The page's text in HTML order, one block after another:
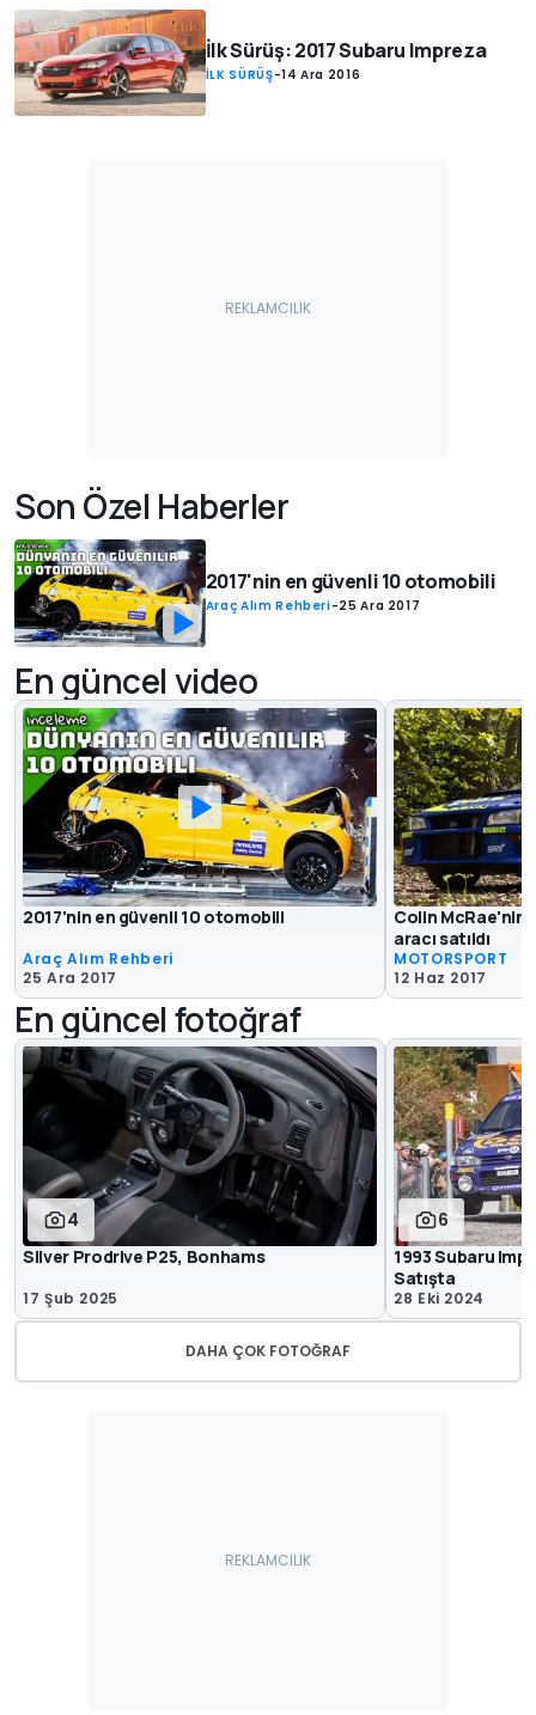
İlk Sürüş: 2017 Subaru Impreza
İLK SÜRÜŞ-14 Ara 2016
Son Özel Haberler
2017'nin en güvenli 10 otomobili
Araç Alım Rehberi-25 Ara 2017
En güncel video
2017'nin en güvenli 10 otomobili
Araç Alım Rehberi
25 Ara 2017
Colin McRae'nin
aracı satıldı
MOTORSPORT
12 Haz 2017
En güncel fotoğraf
4
Silver Prodrive P25, Bonhams
17 Şub 2025
6
1993 Subaru
Satışta
28 Eki 2024
DAHA ÇOK FOTOĞRAF